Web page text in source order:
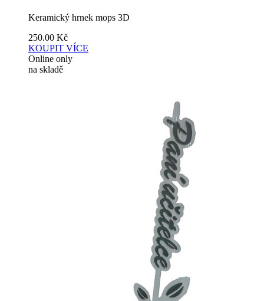
Keramický hrnek mops 3D
250.00 Kč
KOUPIT VÍCE
Online only
na skladě